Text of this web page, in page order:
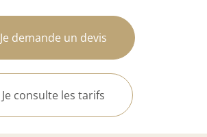
Je demande un devis
Je consulte les tarifs